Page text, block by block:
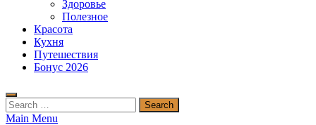
Здоровье
Полезное
Красота
Кухня
Путешествия
Бонус 2026
Search
for:
Main Menu